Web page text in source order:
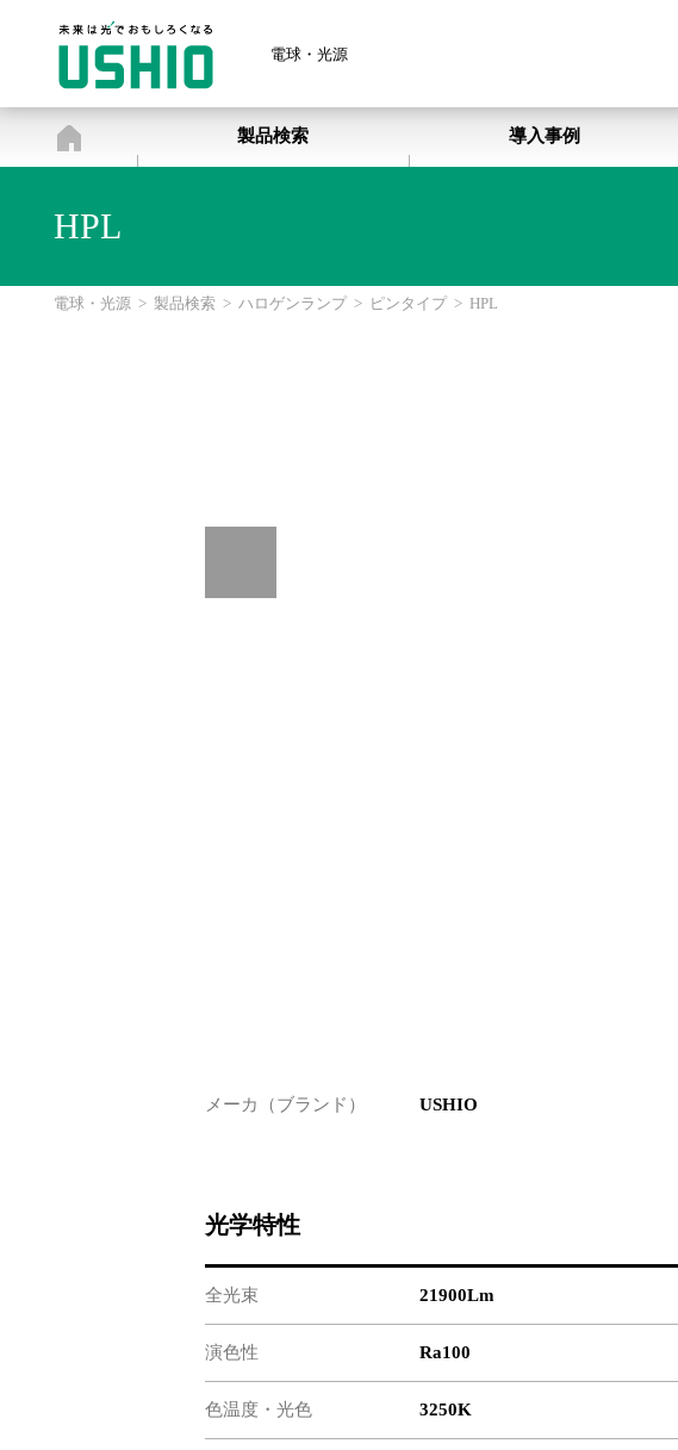
電球・光源
電球・光源
製品検索 導入事例
HPL
電球・光源 > 製品検索 > ハロゲンランプ > ピンタイプ > HPL
メーカ（ブランド） USHIO
光学特性
全光束 21900Lm
演色性 Ra100
色温度・光色 3250K